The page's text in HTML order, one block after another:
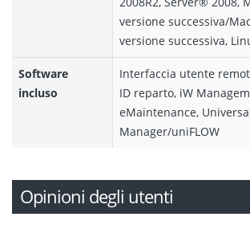
versione successiva/
versione successiva,
Software
incluso
Interfaccia utente
ID reparto, iW
eMaintenance,
Manager/uniFLOW
Opinioni degli utenti